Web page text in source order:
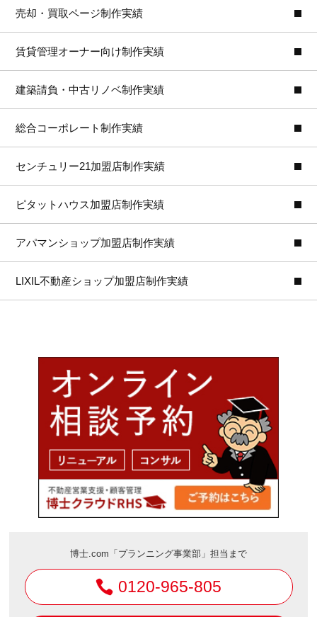
売却・買取ページ制作実績
賃貸管理オーナー向け制作実績
建築請負・中古リノベ制作実績
総合コーポレート制作実績
センチュリー21加盟店制作実績
ピタットハウス加盟店制作実績
アパマンショップ加盟店制作実績
LIXIL不動産ショップ加盟店制作実績
博士.com「プランニング事業部」担当まで
0120-965-805